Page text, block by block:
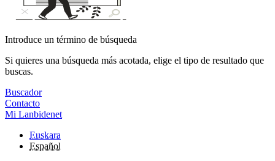
Introduce un término de búsqueda
Si quieres una búsqueda más acotada, elige el tipo de resultado que
buscas.
Buscador
Contacto
Mi Lanbidenet
Euskara
Español